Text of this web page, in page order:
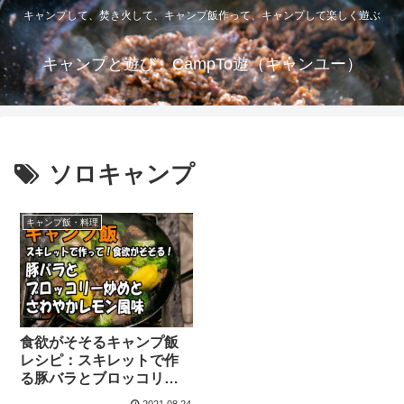
キャンプして、焚き火して、キャンプ飯作って、キャンプして楽しく遊ぶ
キャンプと遊び CampTo遊（キャンユー）
ソロキャンプ
キャンプ飯・料理
食欲がそそるキャンプ飯
レシピ：スキレットで作
る豚バラとブロッコリー
炒めとさわやかレモン風